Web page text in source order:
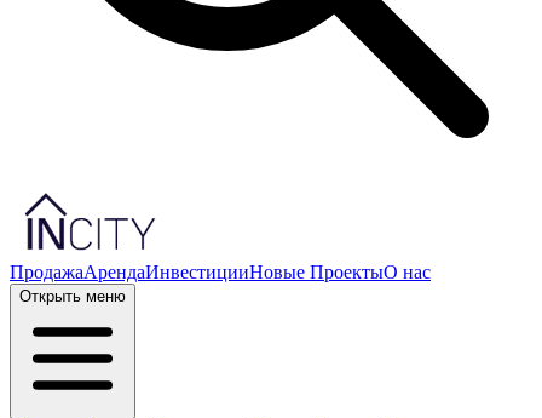
ПродажаАрендаИнвестицииНовые ПроектыО нас
Открыть меню